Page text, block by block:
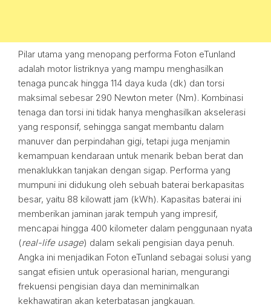
Pilar utama yang menopang performa Foton eTunland
adalah motor listriknya yang mampu menghasilkan
tenaga puncak hingga 114 daya kuda (dk) dan torsi
maksimal sebesar 290 Newton meter (Nm). Kombinasi
tenaga dan torsi ini tidak hanya menghasilkan akselerasi
yang responsif, sehingga sangat membantu dalam
manuver dan perpindahan gigi, tetapi juga menjamin
kemampuan kendaraan untuk menarik beban berat dan
menaklukkan tanjakan dengan sigap. Performa yang
mumpuni ini didukung oleh sebuah baterai berkapasitas
besar, yaitu 88 kilowatt jam (kWh). Kapasitas baterai ini
memberikan jaminan jarak tempuh yang impresif,
mencapai hingga 400 kilometer dalam penggunaan nyata
(real-life usage) dalam sekali pengisian daya penuh.
Angka ini menjadikan Foton eTunland sebagai solusi yang
sangat efisien untuk operasional harian, mengurangi
frekuensi pengisian daya dan meminimalkan
kekhawatiran akan keterbatasan jangkauan.